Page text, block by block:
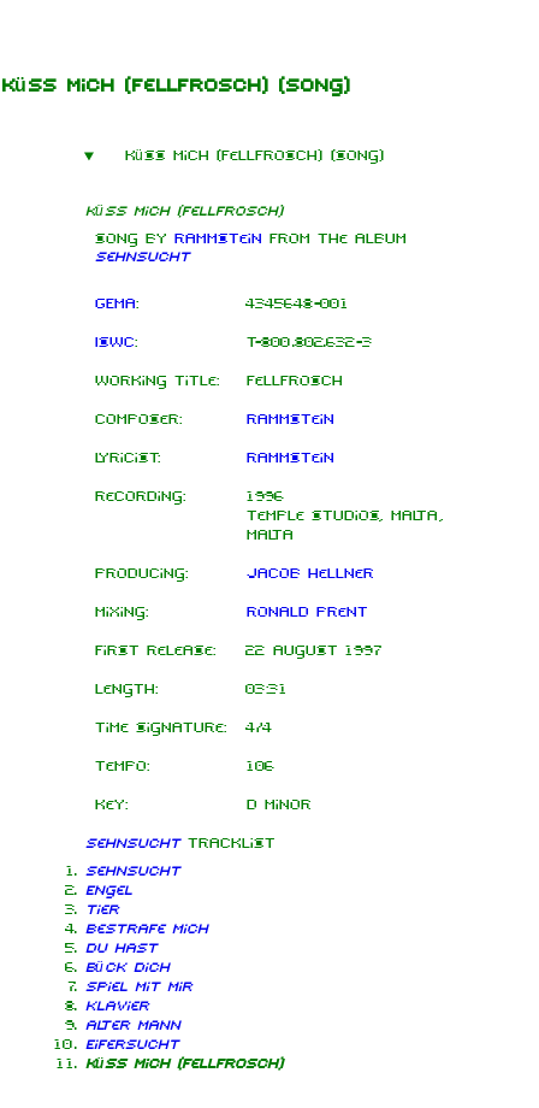
Küss mich (Fellfrosch) (song)
Küss mich (Fellfrosch) (song)
Küss mich (Fellfrosch)
Song by Rammstein from the album
Sehnsucht
GEMA: 4345648-001
ISWC: T-800.802.632-3
Working title: Fellfrosch
Composer: Rammstein
Lyricist: Rammstein
Recording:
1996
Temple Studios, Malta,
Malta
Producing: Jacob Hellner
Mixing: Ronald Prent
First release: 22 August 1997
Length: 03:31
Time signature: 4/4
Tempo: 106
Key: D minor
Sehnsuchttracklist
Sehnsucht
Engel
Tier
Bestrafe mich
Du hast
Bück dich
Spiel mit mir
Klavier
Alter Mann
Eifersucht
Küss mich (Fellfrosch)